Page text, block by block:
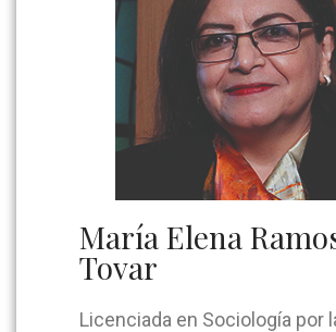
María Elena
Tovar
Licenciada en Sociología por